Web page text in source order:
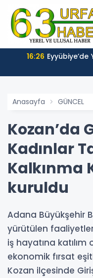
16:26
Anasayfa GÜNCEL
Kozan’da
Kadınlar
Kalkınma
kuruldu
Adana Büyükşehir
yürütülen
iş hayatına katılım
ekonomik fırsat
Kozan ilçesinde